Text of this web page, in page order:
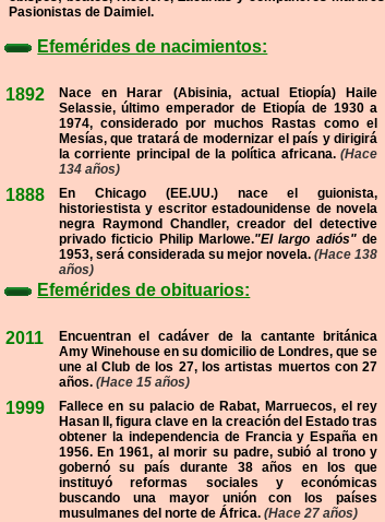
Pasionistas de Daimiel.
Efemérides de nacimientos:
1892
Nace en Harar (Abisinia, actual Etiopía) Haile
Selassie, último emperador de Etiopía de 1930 a
1974, considerado por muchos Rastas como el
Mesías, que tratará de modernizar el país y dirigirá
la corriente principal de la política africana.(Hace
134 años)
1888
En Chicago (EE.UU.) nace el guionista,
historiestista y escritor estadounidense de novela
negra Raymond Chandler, creador del detective
privado ficticio Philip Marlowe."El largo adiós"de
1953, será considerada su mejor novela. (Hace 138
años)
Efemérides de obituarios:
2011
Encuentran el cadáver de la cantante británica
Amy Winehouse en su domicilio de Londres, que se
une al Club de los 27, los artistas muertos con 27
años.(Hace 15 años)
1999
Fallece en su palacio de Rabat, Marruecos, el rey
Hasan II, figura clave en la creación del Estado tras
obtener la independencia de Francia y España en
1956. En 1961, al morir su padre, subió al trono y
gobernó su país durante 38 años en los que
instituyó reformas sociales y económicas
buscando una mayor unión con los países
musulmanes del norte de África.(Hace 27 años)